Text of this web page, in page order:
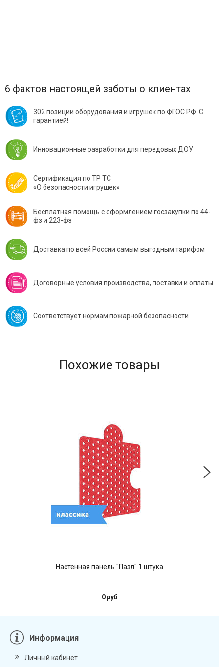
6 фактов настоящей заботы о клиентах
302 позиции оборудования и игрушек по ФГОС РФ. С
гарантией!
Инновационные разработки для передовых ДОУ
Сертификация по ТР ТС
«О безопасности игрушек»
Бесплатная помощь с оформлением госзакупки по 44-
фз и 223-фз
Доставка по всей России самым выгодным тарифом
Договорные условия производства, поставки и оплаты
Соответствует нормам пожарной безопасности
Похожие товары
Настенная панель "Пазл" 1 штука
0 руб
Информация
Личный кабинет